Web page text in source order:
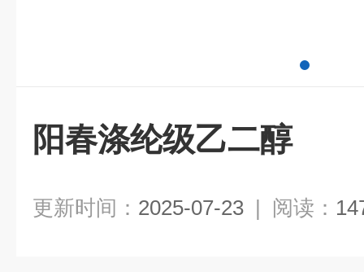
阳春涤纶级乙二醇
更新时间： 2025-07-23 | 阅读：